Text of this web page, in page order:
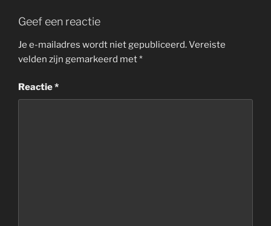
Geef een reactie
Je e-mailadres wordt niet gepubliceerd.Vereiste
velden zijn gemarkeerd met*
Reactie*